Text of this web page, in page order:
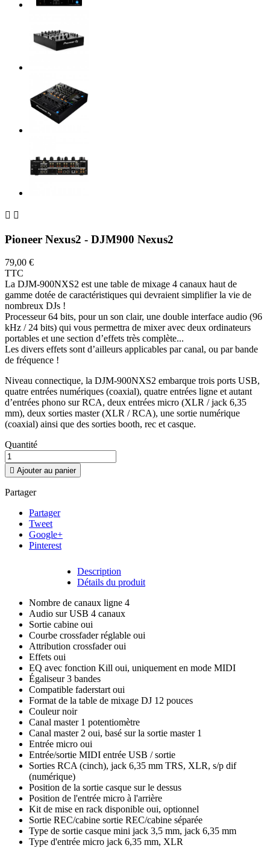
 
Pioneer Nexus2 - DJM900 Nexus2
79,00 €
TTC
La DJM-900NXS2 est une table de mixage 4 canaux haut de
gamme dotée de caractéristiques qui devraient simplifier la vie de
nombreux DJs !
Processeur 64 bits, pour un son clair, une double interface audio (96
kHz / 24 bits) qui vous permettra de mixer avec deux ordinateurs
portables et une section d’effets très complète...
Les divers effets sont d’ailleurs applicables par canal, ou par bande
de fréquence !
Niveau connectique, la DJM-900NXS2 embarque trois ports USB,
quatre entrées numériques (coaxial), quatre entrées ligne et autant
d’entrées phono sur RCA, deux entrées micro (XLR / jack 6,35
mm), deux sorties master (XLR / RCA), une sortie numérique
(coaxial) ainsi que des sorties booth, rec et casque.
Quantité
 Ajouter au panier
Partager
Partager
Tweet
Google+
Pinterest
Description
Détails du produit
Nombre de canaux ligne 4
Audio sur USB 4 canaux
Sortie cabine oui
Courbe crossfader réglable oui
Attribution crossfader oui
Effets oui
EQ avec fonction Kill oui, uniquement en mode MIDI
Égaliseur 3 bandes
Compatible faderstart oui
Format de la table de mixage DJ 12 pouces
Couleur noir
Canal master 1 potentiomètre
Canal master 2 oui, basé sur la sortie master 1
Entrée micro oui
Entrée/sortie MIDI entrée USB / sortie
Sorties RCA (cinch), jack 6,35 mm TRS, XLR, s/p dif
(numérique)
Position de la sortie casque sur le dessus
Position de l'entrée micro à l'arrière
Kit de mise en rack disponible oui, optionnel
Sortie REC/cabine sortie REC/cabine séparée
Type de sortie casque mini jack 3,5 mm, jack 6,35 mm
Type d'entrée micro jack 6,35 mm, XLR